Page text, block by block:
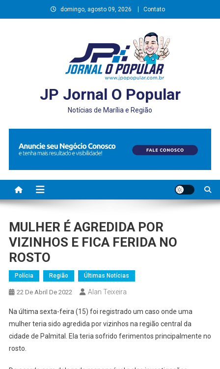
to
domingo, agosto 09, 2026 Contato
JP Jornal O Popular
Notícias de Marília e Região
MULHER É AGREDIDA POR
VIZINHOS E FICA FERIDA NO
ROSTO
Polícia Região Últimas Notícias
22 De Abril De 2022 Alan Teixeira
Na última sexta-feira (15) foi registrado um caso onde uma
mulher teria sido agredida por vizinhos na região central da
cidade de Palmital. Ela teria sofrido ferimentos principalmente no
rosto.